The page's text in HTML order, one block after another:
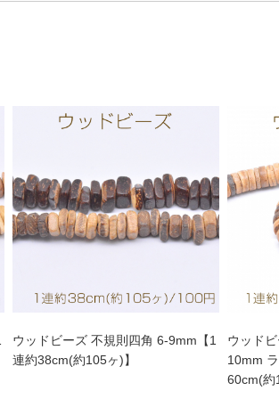
ウッドビーズ 不規則四角 6-9mm【1
連約38cm(約105ヶ)】
ウッド
10mm
60cm(約